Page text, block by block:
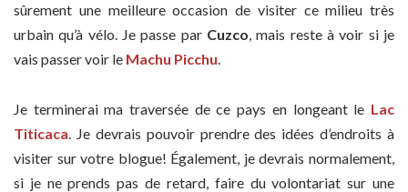
sûrement une meilleure occasion de visiter ce milieu très
urbain qu’à vélo. Je passe par Cuzco, mais reste à voir si je
vais passer voir le Machu Picchu.
Je terminerai ma traversée de ce pays en longeant le Lac
Titicaca . Je devrais pouvoir prendre des idées d’endroits à
visiter sur votre blogue! Également, je devrais normalement,
si je ne prends pas de retard, faire du volontariat sur une